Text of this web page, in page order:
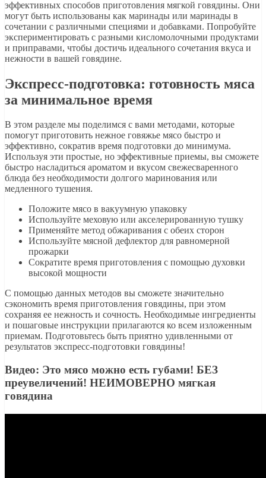
эффективных способов приготовления мягкой говядины. Они
могут быть использованы как маринады или маринады в
сочетании с различными специями и добавками. Попробуйте
экспериментировать с разными кисломолочными продуктами
и приправами, чтобы достичь идеального сочетания вкуса и
нежности в вашей говядине.
Экспресс-подготовка: готовность мяса
за минимальное время
В этом разделе мы поделимся с вами методами, которые
помогут приготовить нежное говяжье мясо быстро и
эффективно, сократив время подготовки до минимума.
Используя эти простые, но эффективные приемы, вы сможете
быстро насладиться ароматом и вкусом свежесваренного
блюда без необходимости долгого маринования или
медленного тушения.
Положите мясо в вакуумную упаковку
Используйте меховую или акселерированную тушку
Применяйте метод обжаривания с обеих сторон
Используйте мясной дефлектор для равномерной
прожарки
Сократите время приготовления с помощью духовки
высокой мощности
С помощью данных методов вы сможете значительно
сэкономить время приготовления говядины, при этом
сохраняя ее нежность и сочность. Необходимые ингредиенты
и пошаговые инструкции прилагаются ко всем изложенным
приемам. Подготовьтесь быть приятно удивленными от
результатов экспресс-подготовки говядины!
Видео: Это мясо можно есть губами! БЕЗ
преувеличений! НЕИМОВЕРНО мягкая
говядина